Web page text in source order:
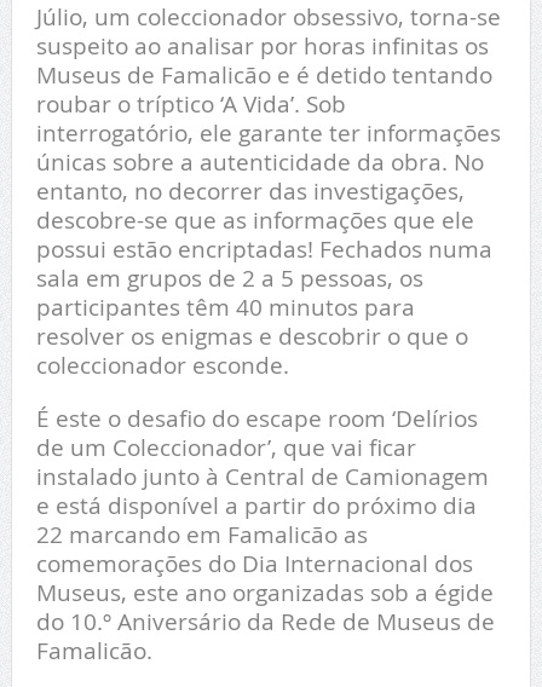
Júlio, um coleccionador obsessivo, torna-se
suspeito ao analisar por horas infinitas os
Museus de Famalicão e é detido tentando
roubar o tríptico ‘A Vida’. Sob
interrogatório, ele garante ter informações
únicas sobre a autenticidade da obra. No
entanto, no decorrer das investigações,
descobre-se que as informações que ele
possui estão encriptadas! Fechados numa
sala em grupos de 2 a 5 pessoas, os
participantes têm 40 minutos para
resolver os enigmas e descobrir o que o
coleccionador esconde.
É este o desafio do escape room ‘Delírios
de um Coleccionador’, que vai ficar
instalado junto à Central de Camionagem
e está disponível a partir do próximo dia
22 marcando em Famalicão as
comemorações do Dia Internacional dos
Museus, este ano organizadas sob a égide
do 10.º Aniversário da Rede de Museus de
Famalicão.